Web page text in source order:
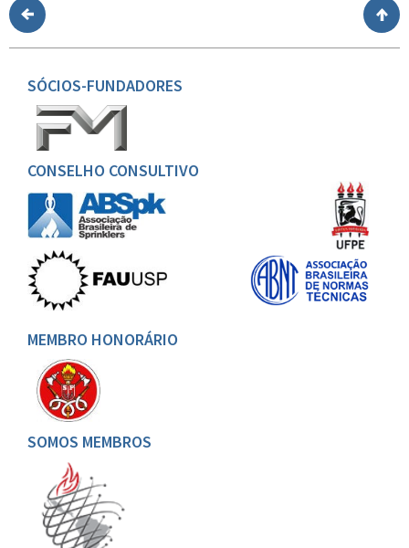
SÓCIOS-FUNDADORES
CONSELHO CONSULTIVO
MEMBRO HONORÁRIO
SOMOS MEMBROS